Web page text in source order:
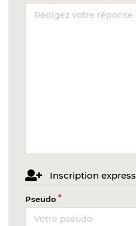
Inscription express
Pseudo